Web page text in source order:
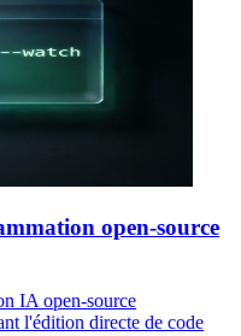
open-source
IA open-source
l'édition directe de code